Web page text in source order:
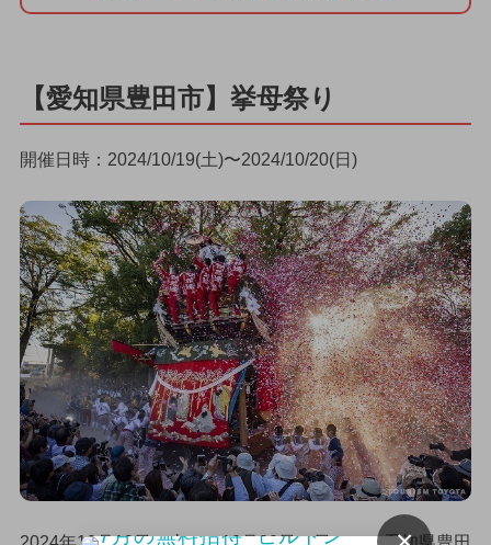
【愛知県豊田市】挙母祭り
開催日時：2024/10/19(土)〜2024/10/20(日)